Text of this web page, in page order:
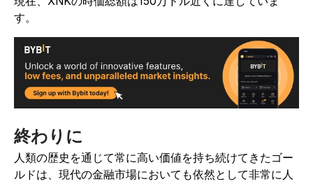
す。
終わりに
人類の歴史を通じて常に高い価値を持ち続けてきたゴー
ルドは、現代の金融市場においても依然として非常に人